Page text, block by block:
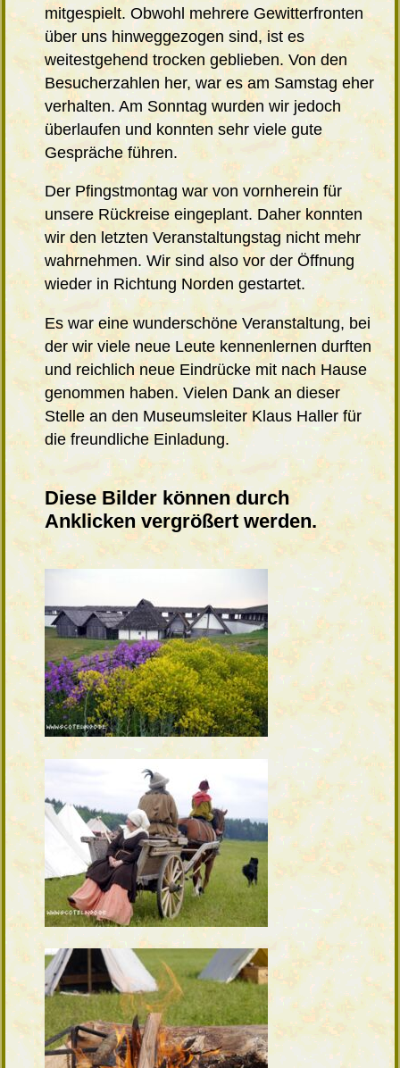
mitgespielt. Obwohl mehrere Gewitterfronten
über uns hinweggezogen sind, ist es
weitestgehend trocken geblieben. Von den
Besucherzahlen her, war es am Samstag eher
verhalten. Am Sonntag wurden wir jedoch
überlaufen und konnten sehr viele gute
Gespräche führen.
Der Pfingstmontag war von vornherein für
unsere Rückreise eingeplant. Daher konnten
wir den letzten Veranstaltungstag nicht mehr
wahrnehmen. Wir sind also vor der Öffnung
wieder in Richtung Norden gestartet.
Es war eine wunderschöne Veranstaltung, bei
der wir viele neue Leute kennenlernen durften
und reichlich neue Eindrücke mit nach Hause
genommen haben. Vielen Dank an dieser
Stelle an den Museumsleiter Klaus Haller für
die freundliche Einladung.
Diese Bilder können durch
Anklicken vergrößert werden.